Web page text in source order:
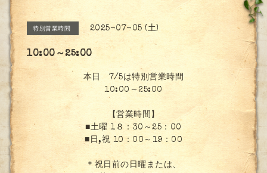
特別営業時間 2025-07-05 (土)
10:00～25:00
本日 7/5は特別営業時間
10:00～25:00
【営業時間】
■土曜 1８：30～25：00
■日,祝 10：00～19：00
＊祝日前の日曜または、